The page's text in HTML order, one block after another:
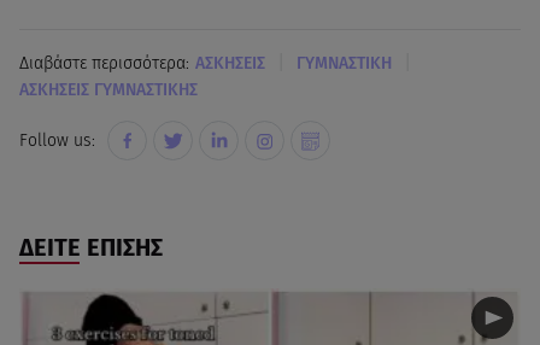
Διαβάστε περισσότερα: ΑΣΚΗΣΕΙΣ ΓΥΜΝΑΣΤΙΚΗ
ΑΣΚΗΣΕΙΣ ΓΥΜΝΑΣΤΙΚΗΣ
Follow us:
ΔΕΙΤΕ ΕΠΙΣΗΣ